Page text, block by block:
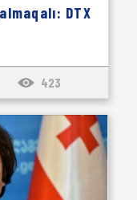
DTX
423